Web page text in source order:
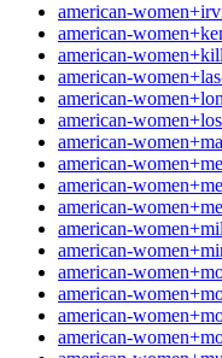
american-
american-
american-
american-
american-
american-
american-
american-
american-
american-
american-
american-
american-
american-
american-
american-